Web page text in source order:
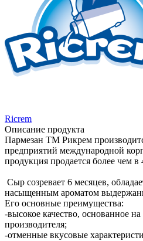
Ricrem
Описание продукта
Пармезан ТМ Рикрем
предприятий международной
продукция продается более чем в
Сыр созревает 6 месяцев,
насыщенным ароматом
Его основные преимущества:
-высокое качество, основанное
производителя;
-отменные вкусовые